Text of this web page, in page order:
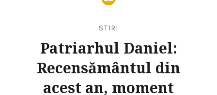
ȘTIRI
Patriarhul Daniel:
Recensământul din
acest an, moment